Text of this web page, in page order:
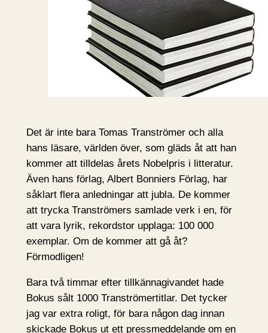
Det är inte bara Tomas Tranströmer och alla
hans läsare, världen över, som gläds åt att han
kommer att tilldelas årets Nobelpris i litteratur.
Även hans förlag, Albert Bonniers Förlag, har
såklart flera anledningar att jubla. De kommer
att trycka Tranströmers samlade verk i en, för
att vara lyrik, rekordstor upplaga: 100 000
exemplar. Om de kommer att gå åt?
Förmodligen!
Bara två timmar efter tillkännagivandet hade
Bokus sålt 1000 Tranströmertitlar. Det tycker
jag var extra roligt, för bara någon dag innan
skickade Bokus ut ett pressmeddelande om en